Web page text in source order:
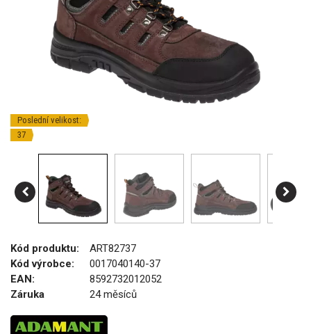
Poslední velikost:
37
Kód produktu:
ART82737
Kód výrobce:
0017040140-37
EAN:
8592732012052
Záruka
24 měsíců